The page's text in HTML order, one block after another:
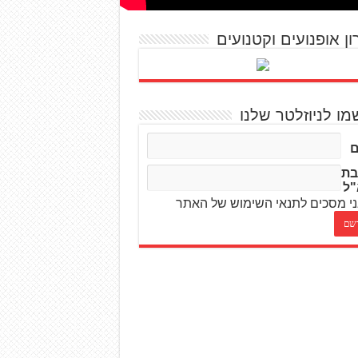
אופנועים וקטנועים
לניוזלטר שלנו
מסכים לתנאי השימוש של האתר